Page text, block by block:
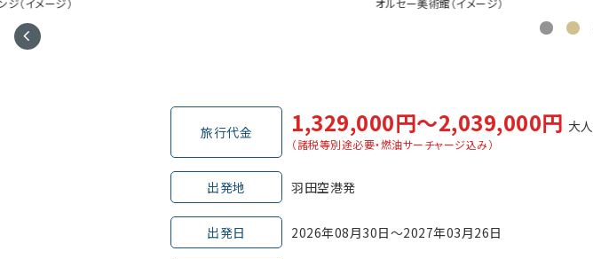
オルセー美術館（イメージ） エッフェル塔（イメージ）
旅行代金 1,329,000円～2,039,000円 大
（諸税等別途必要・燃油サーチャージ込み）
出発地 羽田空港発
出発日 2026年08月30日～2027年03月26日